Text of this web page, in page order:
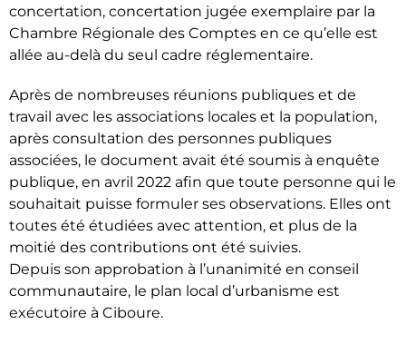
concertation, concertation jugée exemplaire par la
Chambre Régionale des Comptes en ce qu’elle est
allée au-delà du seul cadre réglementaire.
Après de nombreuses réunions publiques et de
travail avec les associations locales et la population,
après consultation des personnes publiques
associées, le document avait été soumis à enquête
publique, en avril 2022 afin que toute personne qui le
souhaitait puisse formuler ses observations. Elles ont
toutes été étudiées avec attention, et plus de la
moitié des contributions ont été suivies.
Depuis son approbation à l’unanimité en conseil
communautaire, le plan local d’urbanisme est
exécutoire à Ciboure.